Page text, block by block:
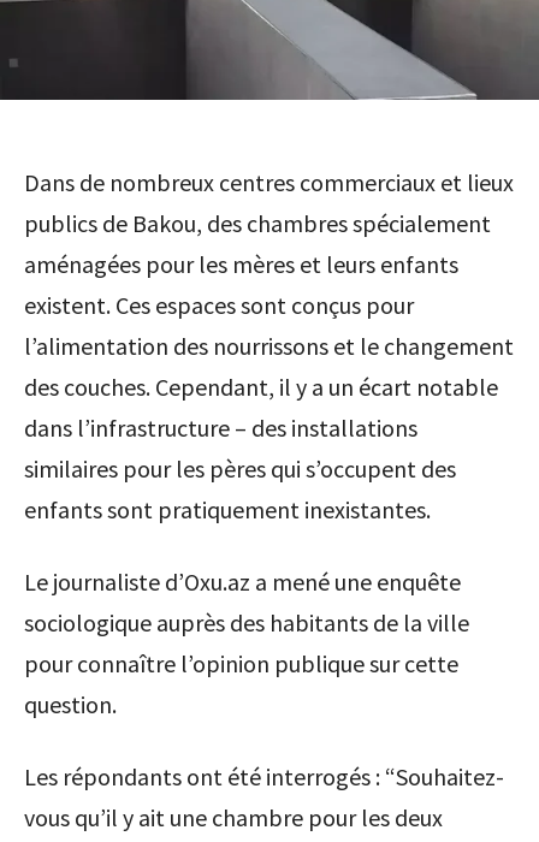
Dans de nombreux centres commerciaux et lieux
publics de Bakou, des chambres spécialement
aménagées pour les mères et leurs enfants
existent. Ces espaces sont conçus pour
l’alimentation des nourrissons et le changement
des couches. Cependant, il y a un écart notable
dans l’infrastructure – des installations
similaires pour les pères qui s’occupent des
enfants sont pratiquement inexistantes.
Le journaliste d’Oxu.az a mené une enquête
sociologique auprès des habitants de la ville
pour connaître l’opinion publique sur cette
question.
Les répondants ont été interrogés : “Souhaitez-
vous qu’il y ait une chambre pour les deux